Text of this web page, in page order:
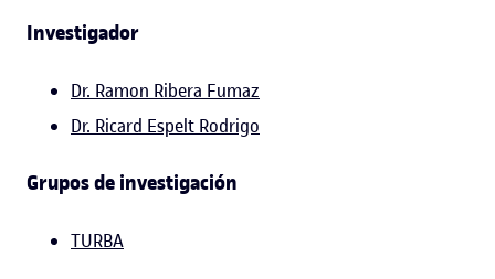
Investigador
Dr. Ramon Ribera Fumaz
Dr. Ricard Espelt Rodrigo
Grupos de investigación
TURBA